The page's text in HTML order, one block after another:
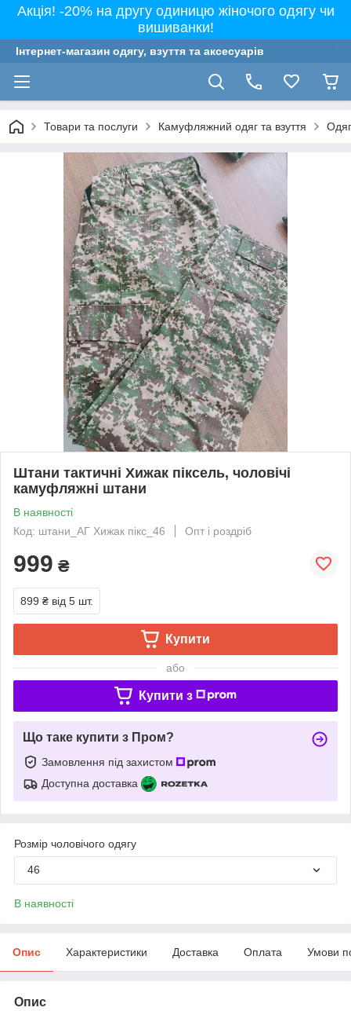
Акція! -20% на другу одиницю жіночого одягу чи
вишиванки!
Інтернет-магазин одягу, взуття та аксесуарів
Товари та послуги Камуфляжний одяг та взуття
Штани тактичні Хижак піксель, чоловічі
камуфляжні штани
В наявності
Код: штани_АГ Хижак пікс_46
Опт і роздріб
999 ₴
899 ₴ від 5 шт.
Купити
або
Купити з
Що таке купити з Пром?
Замовлення під захистом
Доступна доставка
Розмір чоловічого одягу
46
В наявності
Опис Характеристики Доставка Оплата Умови
Опис